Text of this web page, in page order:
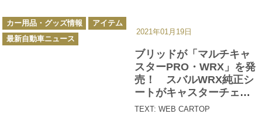
ブリッドが「マルチキャ
スターPRO・WRX」を発
売！ スバルWRX純正シ
ートがキャスターチェア
に変身
TEXT: WEB CARTOP
カ
テ
ゴ
リ
ー
カー用品・グッズ情報
アイテム
最新自動車ニュース
2021年01月19日